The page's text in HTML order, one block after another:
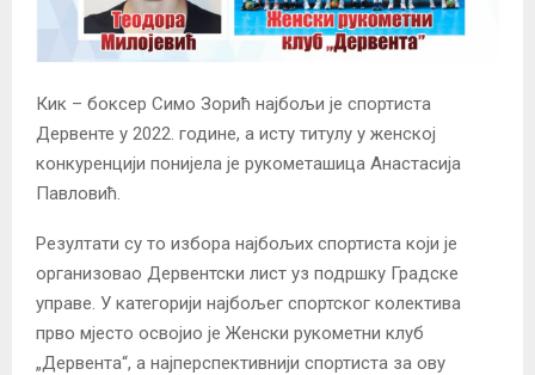
Кик – боксер Симо Зорић најбољи је спортиста
Дервенте у 2022. године, а исту титулу у женској
конкуренцији понијела је рукометашица Анастасија
Павловић.
Резултати су то избора најбољих спортиста који је
организовао Дервентски лист уз подршку Градске
управе. У категорији најбољег спортског колектива
прво мјесто освојио је Женски рукометни клуб
„Дервента“, а најперспективнији спортиста за ову